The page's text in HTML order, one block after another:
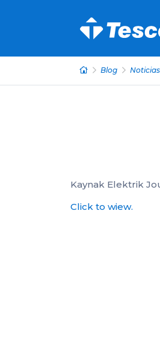
Blog
Kaynak Elektrik
Click to wiew.